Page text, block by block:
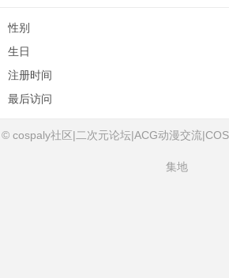
性别
生日
注册时间
最后访问
© cospaly社区|二次元论坛|ACG动漫交流
集地